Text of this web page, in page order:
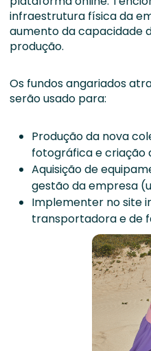
infraestrutura física da
aumento da capacidade
produção.
Os fundos angariados
serão usado para:
Produção da nova
fotográfica e criação
Aquisição de
gestão da empresa
Implementer no site
transportadora e de